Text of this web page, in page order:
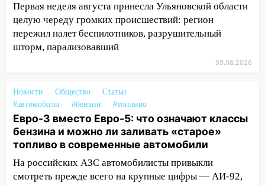
07:30 Евро-3 вместо Евро-5: что
означают классы бензина и можно ли
заливать «старое» топливо в
современные автомобили
области днем 9 августа
05:05 День, когда всё может
измениться: гороскоп на 9 августа —
три знака получат шанс, который нельзя
упустить
08.08.2026
Первая неделя августа принесла Ульяновской области
целую череду громких происшествий: регион
пережил налет беспилотников, разрушительный
шторм, парализовавший
09.08.2026
Новости Общество
Статьи
#автомобили
#бензин #топливо
Евро-3 вместо Евро-5: что означают классы
бензина и можно ли заливать «старое»
топливо в современные автомобили
На российских АЗС автомобилисты привыкли
смотреть прежде всего на крупные цифры — АИ-92,